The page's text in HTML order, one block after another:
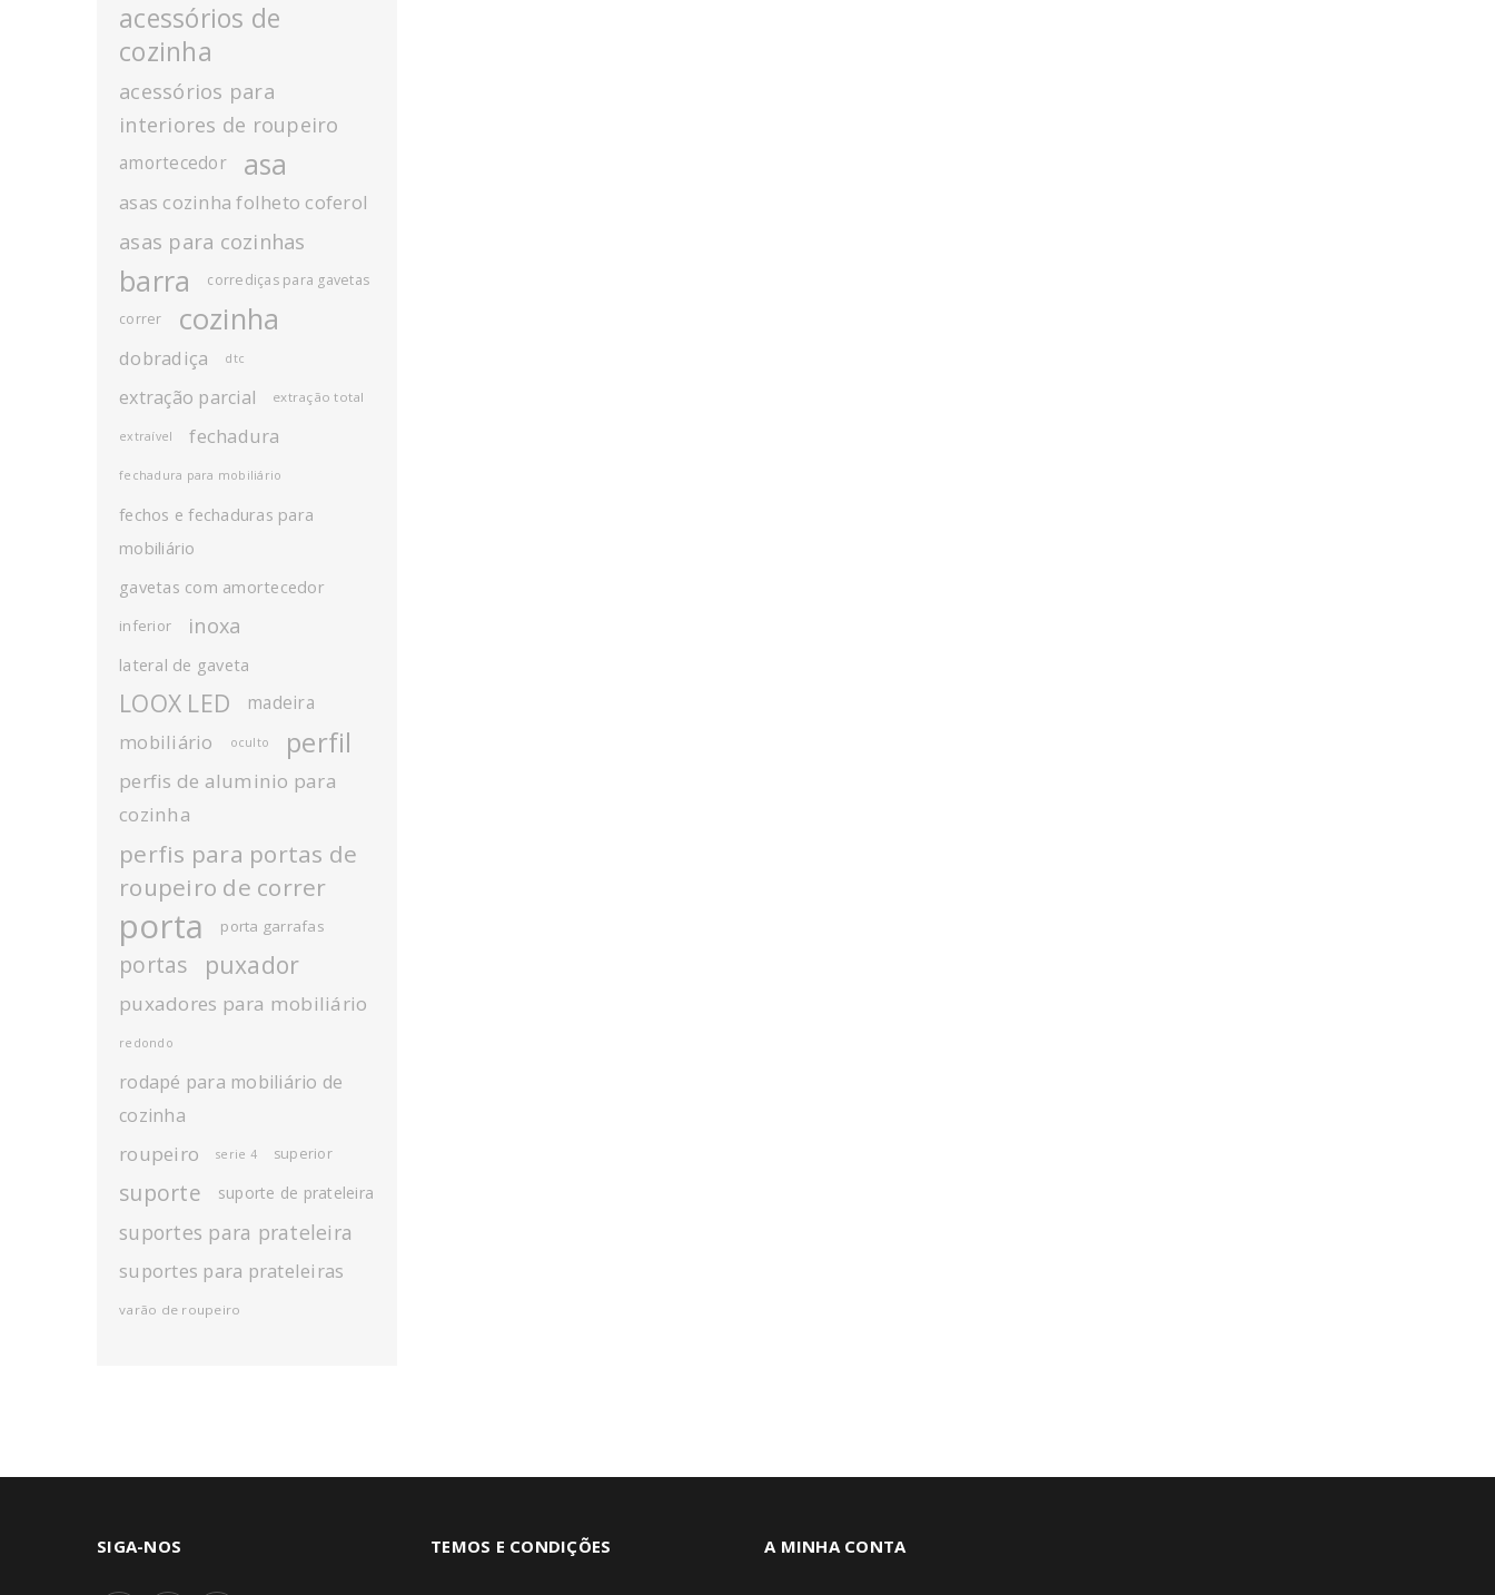
acessórios de
cozinha
acessórios para
interiores de roupeiro
amortecedor asa
asas cozinha folheto coferol
asas para cozinhas
barra corrediças para gavetas
correr cozinha
dobradiça dtc
extração parcial extração total
extraível fechadura
fechadura para mobiliário
fechos e fechaduras para
mobiliário
gavetas com amortecedor
inferior inoxa
lateral de gaveta
LOOX LED madeira
mobiliário oculto perfil
perfis de aluminio para
cozinha
perfis para portas de
roupeiro de correr
porta porta garrafas
portas puxador
puxadores para mobiliário
redondo
rodapé para mobiliário de
cozinha
roupeiro serie 4 superior
suporte suporte de prateleira
suportes para prateleira
suportes para prateleiras
varão de roupeiro
SIGA-NOS TEMOS E CONDIÇÕES A MINHA CONTA